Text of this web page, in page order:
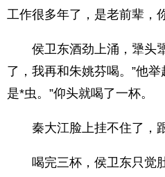
工作很多年了，是老前辈，
侯卫东酒劲上涌，犟头犟
了，我再和朱姚芬喝。”他
是*虫。”仰头就喝了一杯。
秦大江脸上挂不住了，跟
喝完三杯，侯卫东只觉